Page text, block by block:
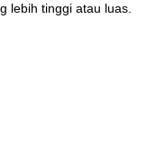
lebih tinggi atau luas.